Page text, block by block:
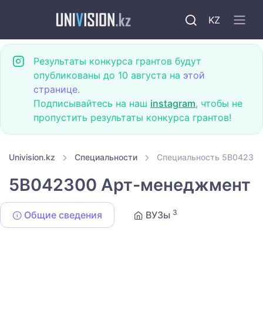
KZ
Результаты конкурса грантов будут
опубликованы до 10 августа на этой
странице.
Подписывайтесь на наш instagram, чтобы не
пропустить результаты конкурса грантов!
Univision.kz Специальности Специальность
5B042300 Арт-менеджмент
Общие сведения ВУЗы 3